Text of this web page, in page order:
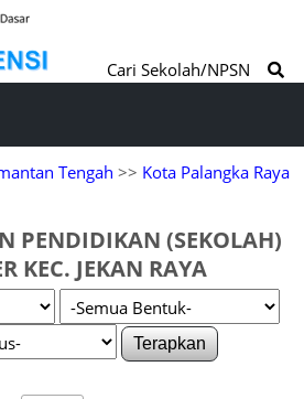
Cari Sekolah/NPSN
Tengah >> Kota Palangka Raya
PENDIDIKAN (SEKOLAH)
KEC. JEKAN RAYA
Terapkan